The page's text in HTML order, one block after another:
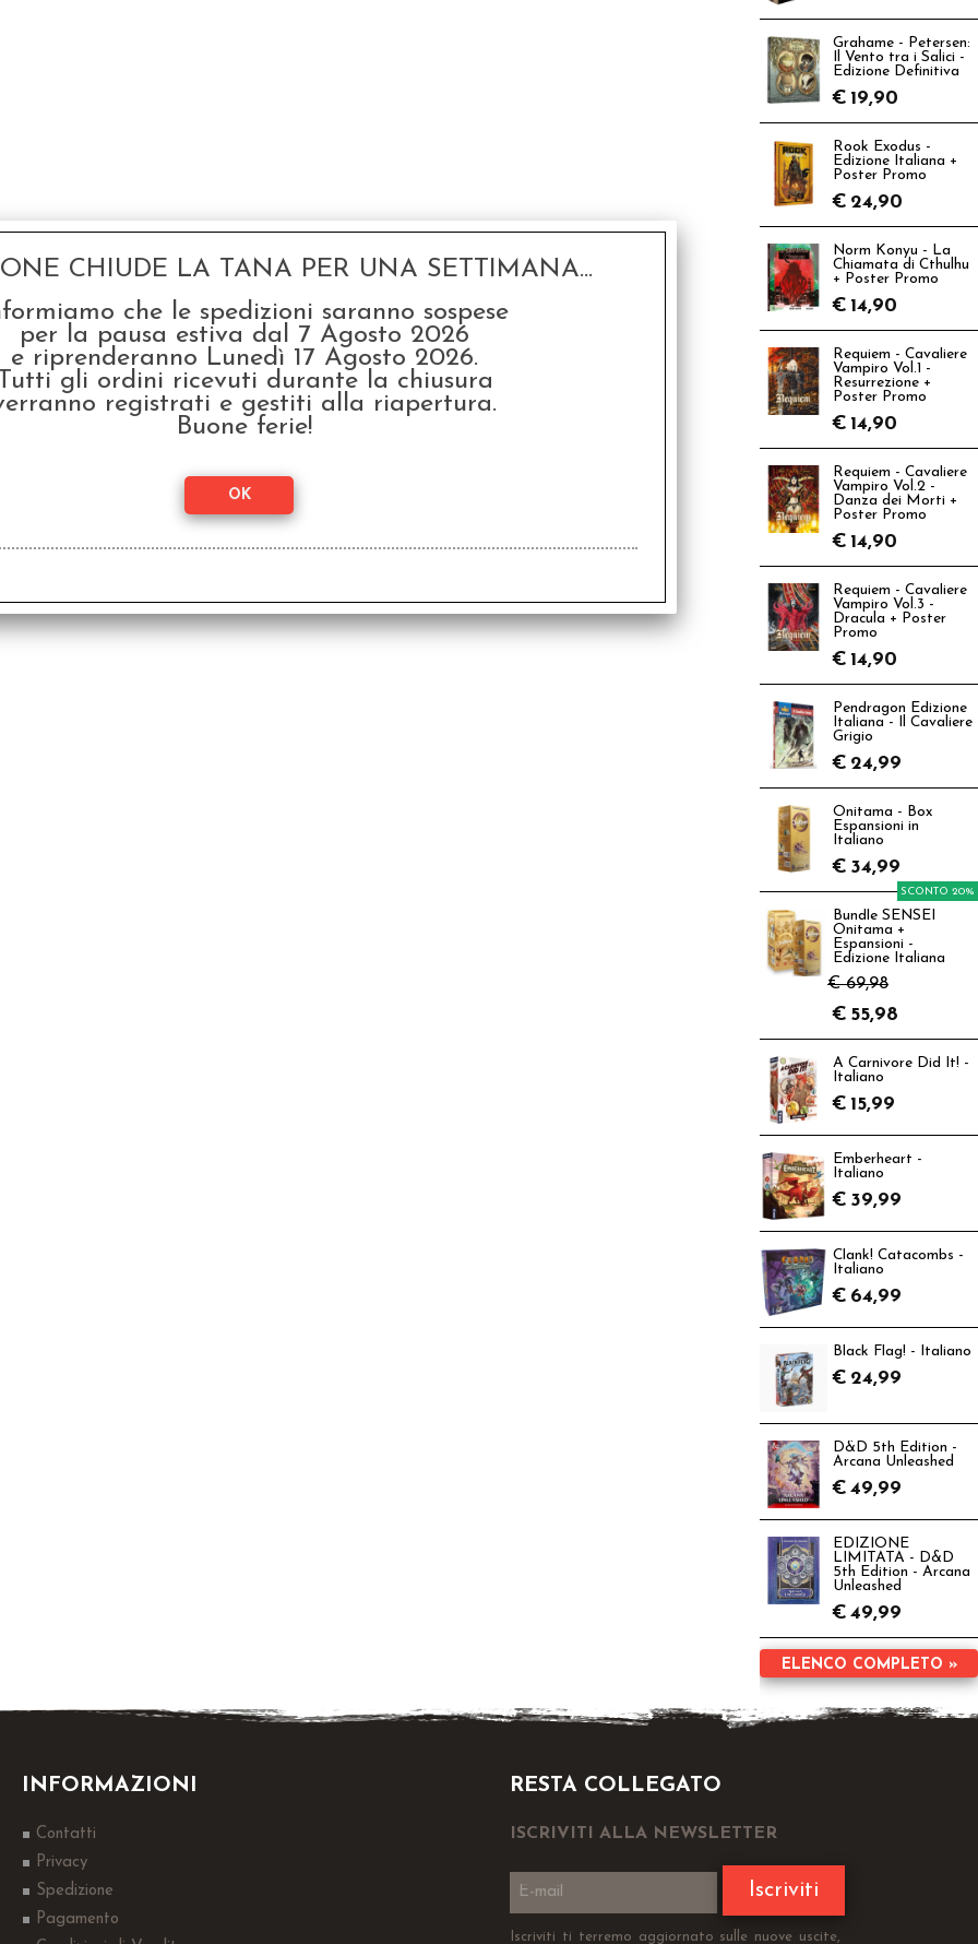
Grahame - Petersen:
Il Vento tra i Salici -
Edizione Definitiva
€ 19,90
Rook Exodus -
Edizione Italiana +
Poster Promo
€ 24,90
Norm Konyu - La
Chiamata di Cthulhu
+ Poster Promo
€ 14,90
Requiem - Cavaliere
Vampiro Vol.1 -
Resurrezione +
Poster Promo
€ 14,90
Requiem - Cavaliere
Vampiro Vol.2 -
Danza dei Morti +
Poster Promo
€ 14,90
Requiem - Cavaliere
Vampiro Vol.3 -
Dracula + Poster
Promo
€ 14,90
Pendragon Edizione
Italiana - Il Cavaliere
Grigio
€ 24,99
Onitama - Box
Espansioni in
Italiano
€ 34,99
Bundle SENSEI
Onitama +
Espansioni -
Edizione Italiana
€ 69,98
SCONTO 20%
€ 55,98
A Carnivore Did It! -
Italiano
€ 15,99
Emberheart -
Italiano
€ 39,99
Clank! Catacombs -
Italiano
€ 64,99
Black Flag! - Italiano
€ 24,99
D&D 5th Edition -
Arcana Unleashed
€ 49,99
EDIZIONE
LIMITATA - D&D
5th Edition - Arcana
Unleashed
€ 49,99
ELENCO COMPLETO »
INFORMAZIONI
Contatti
Privacy
Spedizione
Pagamento
RESTA COLLEGATO
ISCRIVITI ALLA NEWSLETTER
Iscriviti
Iscriviti ti terremo aggiornato sulle nuove uscite,
CHIUDE LA TANA PER UNA SETTIMANA...
che le spedizioni saranno sospese
per la pausa estiva dal 7 Agosto 2026
e riprenderanno Lunedì 17 Agosto 2026.
gli ordini ricevuti durante la chiusura
registrati e gestiti alla riapertura.
Buone ferie!